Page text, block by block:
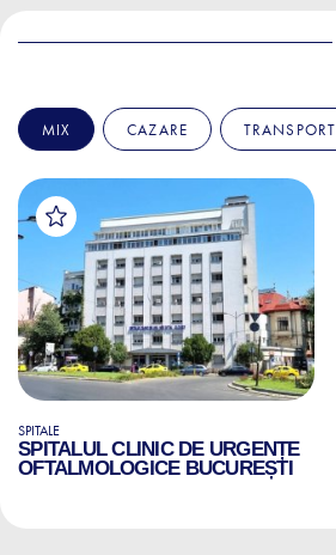
MIX CAZARE TRANSPORT
SPITALE
SPITALUL CLINIC DE URGENȚE
OFTALMOLOGICE BUCUREȘTI